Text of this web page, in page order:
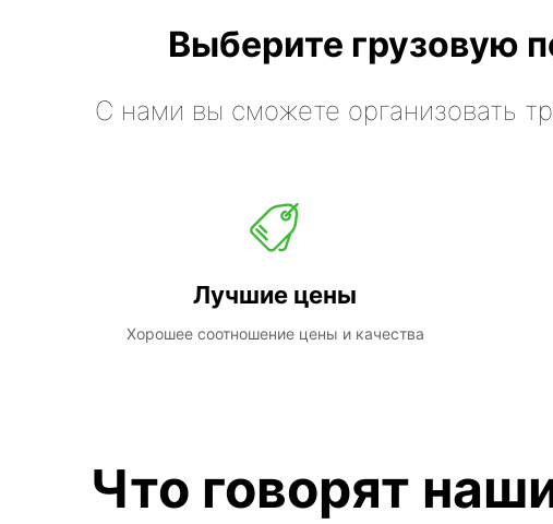
Выберите грузовую
С нами вы сможете организовать
Лучшие цены
Хорошее соотношение цены и качества
Что говорят